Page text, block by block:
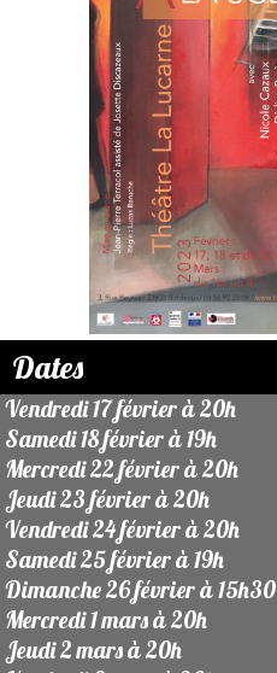
Dates
Vendredi 17 février à 20h
Samedi 18 février à 19h
Mercredi 22 février à 20h
Jeudi 23 février à 20h
Vendredi 24 février à 20h
Samedi 25 février à 19h
Dimanche 26 février à 15h30
Mercredi 1 mars à 20h
Jeudi 2 mars à 20h